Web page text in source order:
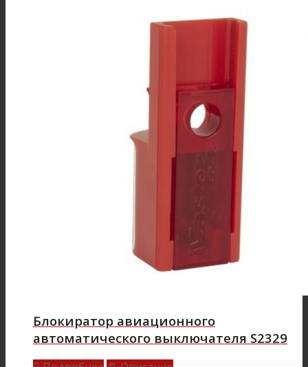
Блокиратор авиационного
автоматического выключателя S2329